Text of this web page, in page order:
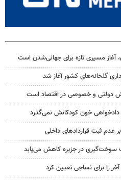
مسیری تازه برای جهانی‌شدن است
گلخانه‌های کشور آغاز شد
دولتی و خصوصی در اقتصاد است
دادخواهی خون کودکانش نمی‌گذرد
عدم ثبت قراردادهای داخلی
سوخت‌گیری در جزیره کاهش می‌یابد
را برای نساجی تعیین کرد